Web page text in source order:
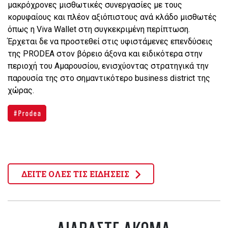
μακρόχρονες μισθωτικές συνεργασίες με τους
κορυφαίους και πλέον αξιόπιστους ανά κλάδο μισθωτές
όπως η Viva Wallet στη συγκεκριμένη περίπτωση.
Έρχεται δε να προστεθεί στις υφιστάμενες επενδύσεις
της PRODEA στον βόρειο άξονα και ειδικότερα στην
περιοχή του Αμαρουσίου, ενισχύοντας στρατηγικά την
παρουσία της στο σημαντικότερο business district της
χώρας.
Prodea
ΔΕΙΤΕ ΟΛΕΣ ΤΙΣ ΕΙΔΗΣΕΙΣ